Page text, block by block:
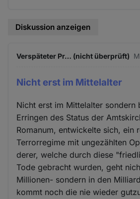
Diskussion anzeigen
Verspäteter Pr… (nicht überprüft)
Nicht erst im Mittelalter
Nicht erst im Mittelalter sondern
Erringen des Status der
Romanum, entwickelte sich, ein
Terrorregime mit ungezählten
derer, welche durch diese
Tode gebracht wurden, geht
Millionen- sondern in den
kommt noch die nie wieder